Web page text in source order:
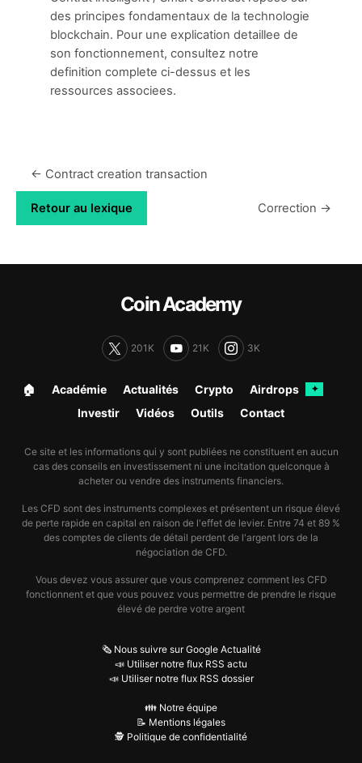
des principes fondamentaux de la technologie
blockchain. Pour une explication detaillee de
son fonctionnement, consultez notre
definition complete ci-dessus et les
ressources associees.
← Contract creation transaction
Retour au lexique Correction →
Coin Academy
201K 21K 3K
🏠︎ Académie Actualités Crypto Airdrops ✦
Investir Vidéos Outils Contact
Ce site et les informations qui y sont publiées ne constituent en aucun
cas des conseils en investissement ni une incitation quelconque à
acheter ou vendre des instruments financiers.
Les CFD sont des instruments complexes et présentent un risque élevé
de perte rapide en capital en raison de l'effet de levier. Entre 74 et 89 %
des comptes de clients de détail perdent de l'argent lors de la
négociation de CFD.
Vous devez vous assurer que vous comprenez comment les CFD
fonctionnent et que vous pouvez vous permettre de prendre le risque
élevé de perdre votre argent
🗞️ Nous suivre sur Google Actualité
📣 Utiliser notre flux RSS actu
📣 Utiliser notre flux RSS dossier
👪 Notre équipe
📝 Mentions légales
🕵️ Politique de confidentialité